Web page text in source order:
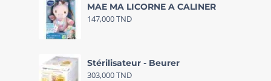
MAE MA LICORNE A CALINER
147,000TND
Stérilisateur - Beurer
303,000TND